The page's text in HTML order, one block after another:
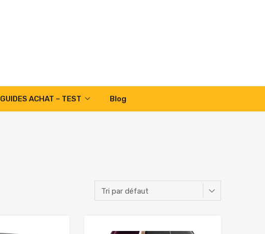
GUIDES ACHAT – TEST Blog